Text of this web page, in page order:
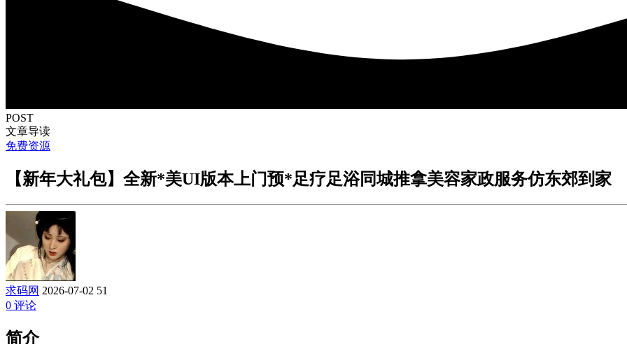
POST
文章导读
免费资源
【新年大礼包】全新*美UI版本上门预*足疗足浴同城推拿美容家政服务仿东郊到家
求码网 2026-07-02 51
0 评论
简介